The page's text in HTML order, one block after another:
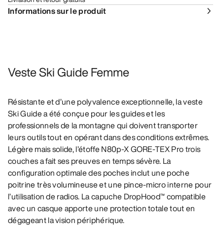
Informations sur le produit
Veste Ski Guide Femme
Résistante et d’une polyvalence exceptionnelle, la veste
Ski Guide a été conçue pour les guides et les
professionnels de la montagne qui doivent transporter
leurs outils tout en opérant dans des conditions extrêmes.
Légère mais solide, l’étoffe N80p-X GORE-TEX Pro trois
couches a fait ses preuves en temps sévère. La
configuration optimale des poches inclut une poche
poitrine très volumineuse et une pince-micro interne pour
l’utilisation de radios. La capuche DropHood™ compatible
avec un casque apporte une protection totale tout en
dégageant la vision périphérique.